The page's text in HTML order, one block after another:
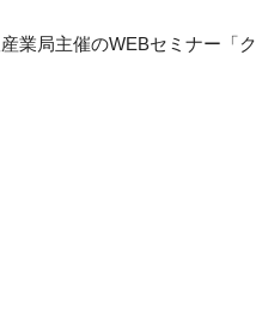
業局主催のWEBセミナー「ク